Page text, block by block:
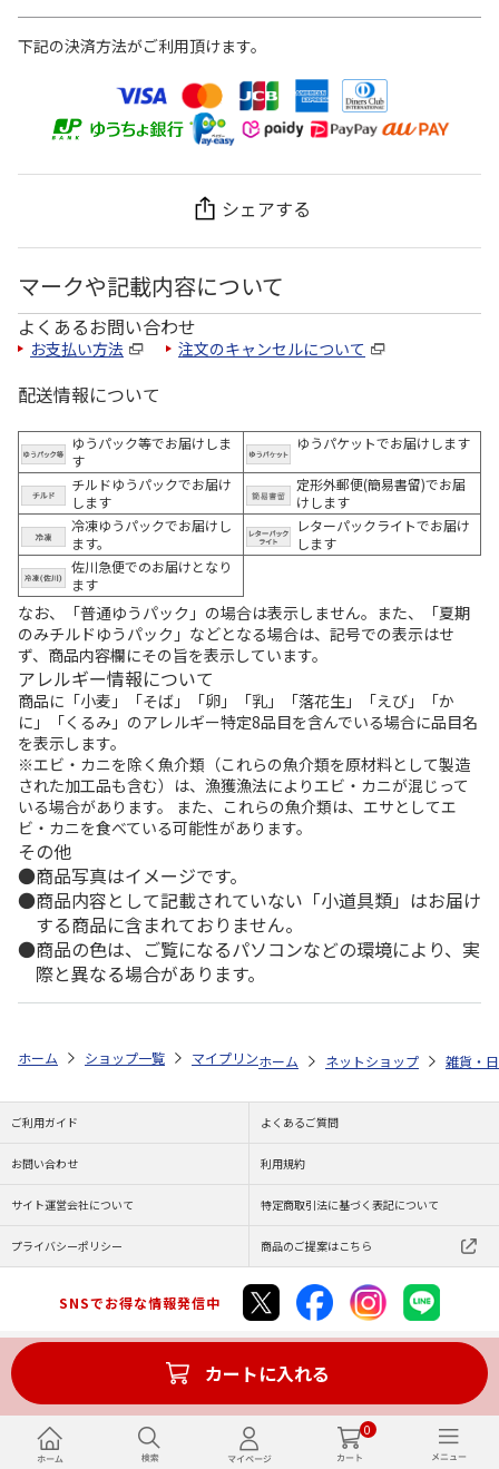
0
下記の決済方法がご利用頂けます。
シェアする
マークや記載内容について
よくあるお問い合わせ
お支払い方法 注文のキャンセルについて
配送情報について
ゆうパック等でお届けしま
す
ゆうパケットでお届けします
チルドゆうパックでお届け
します
定形外郵便(簡易書留)でお届
けします
冷凍ゆうパックでお届けし
ます。
レターパックライトでお届け
します
佐川急便でのお届けとなり
ます
なお、「普通ゆうパック」の場合は表示しません。また、「夏期
のみチルドゆうパック」などとなる場合は、記号での表示はせ
ず、商品内容欄にその旨を表示しています。
アレルギー情報について
商品に「小麦」「そば」「卵」「乳」「落花生」「えび」「か
に」「くるみ」のアレルギー特定8品目を含んでいる場合に品目名
を表示します。
※エビ・カニを除く魚介類（これらの魚介類を原材料として製造
された加工品も含む）は、漁獲漁法によりエビ・カニが混じって
いる場合があります。 また、これらの魚介類は、エサとしてエ
ビ・カニを食べている可能性があります。
その他
商品写真はイメージです。
商品内容として記載されていない「小道具類」はお届け
する商品に含まれておりません。
商品の色は、ご覧になるパソコンなどの環境により、実
際と異なる場合があります。
カートに入れる
ホーム ショップ一覧 マイプリント ビーンズ迷子札【サルーキ
ホーム ネットショップ 雑貨・
ご利用ガイド よくあるご質問
お問い合わせ 利用規約
サイト運営会社について 特定商取引法に基づく表記について
プライバシーポリシー 商品のご提案はこちら
SNSでお得な情報発信中